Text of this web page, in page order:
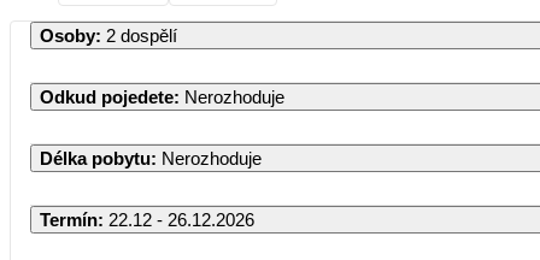
Osoby: 2 dospělí
Odkud pojedete: Nerozhoduje
Délka pobytu: Nerozhoduje
Termín: 22.12 - 26.12.2026